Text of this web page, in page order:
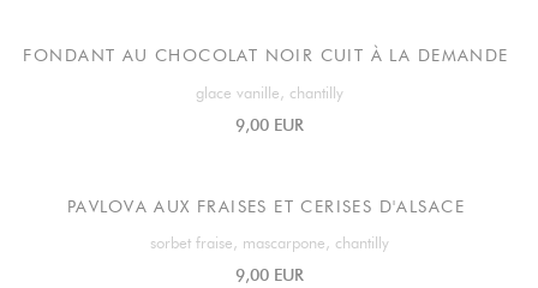
FONDANT AU CHOCOLAT NOIR CUIT À LA DEMANDE
glace vanille, chantilly
9,00 EUR
PAVLOVA AUX FRAISES ET CERISES D'ALSACE
sorbet fraise, mascarpone, chantilly
9,00 EUR